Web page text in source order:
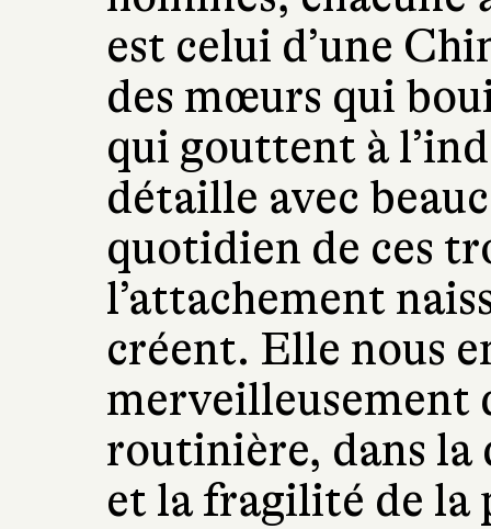
est celui d’une
des mœurs qui
qui gouttent à
détaille avec
quotidien de ces
l’attachement
créent. Elle nous
merveilleusement
routinière, dans la
et la fragilité de la